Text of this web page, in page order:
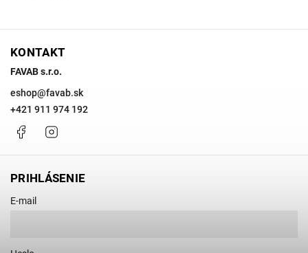
KONTAKT
FAVAB s.r.o.
eshop@favab.sk
+421 911 974 192
Facebook
PRIHLÁSENIE
E-mail